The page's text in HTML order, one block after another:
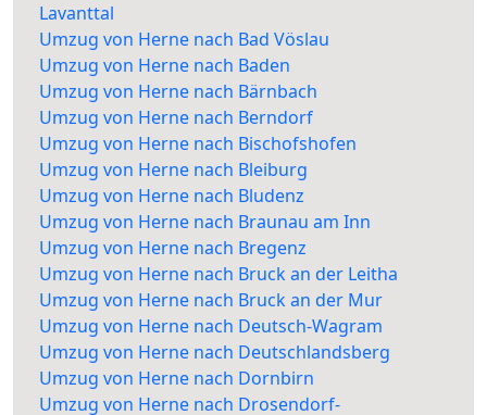
Lavanttal
Umzug von Herne nach Bad Vöslau
Umzug von Herne nach Baden
Umzug von Herne nach Bärnbach
Umzug von Herne nach Berndorf
Umzug von Herne nach Bischofshofen
Umzug von Herne nach Bleiburg
Umzug von Herne nach Bludenz
Umzug von Herne nach Braunau am Inn
Umzug von Herne nach Bregenz
Umzug von Herne nach Bruck an der Leitha
Umzug von Herne nach Bruck an der Mur
Umzug von Herne nach Deutsch-Wagram
Umzug von Herne nach Deutschlandsberg
Umzug von Herne nach Dornbirn
Umzug von Herne nach Drosendorf-